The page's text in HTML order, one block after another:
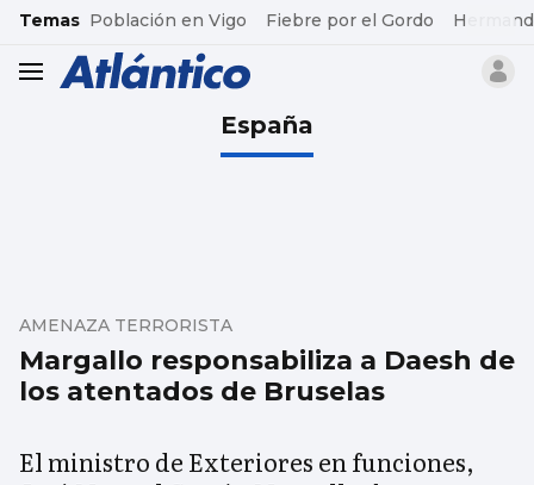
common.go-to-content
Temas Población en Vigo Fiebre por el Gordo
header.menu.open
España
Margallo responsabiliza a Daesh de
los atentados de Bruselas
AMENAZA TERRORISTA
El ministro de Exteriores en funciones,